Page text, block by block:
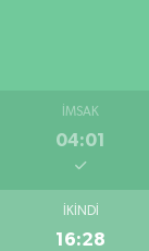
İMSAK
04:01
İKINDI
16:28